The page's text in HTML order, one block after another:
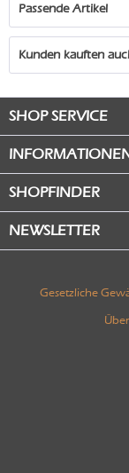
Passende Artikel
Kunden kauften
SHOP SERVICE
SHOPFINDER
NEWSLETTER
Gesetzliche